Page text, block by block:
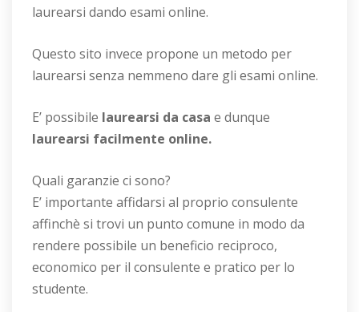
laurearsi dando esami online.
Questo sito invece propone un metodo per
laurearsi senza nemmeno dare gli esami online.
E’ possibile laurearsi da casa e dunque
laurearsi facilmente online.
Quali garanzie ci sono?
E’ importante affidarsi al proprio consulente
affinchè si trovi un punto comune in modo da
rendere possibile un beneficio reciproco,
economico per il consulente e pratico per lo
studente.